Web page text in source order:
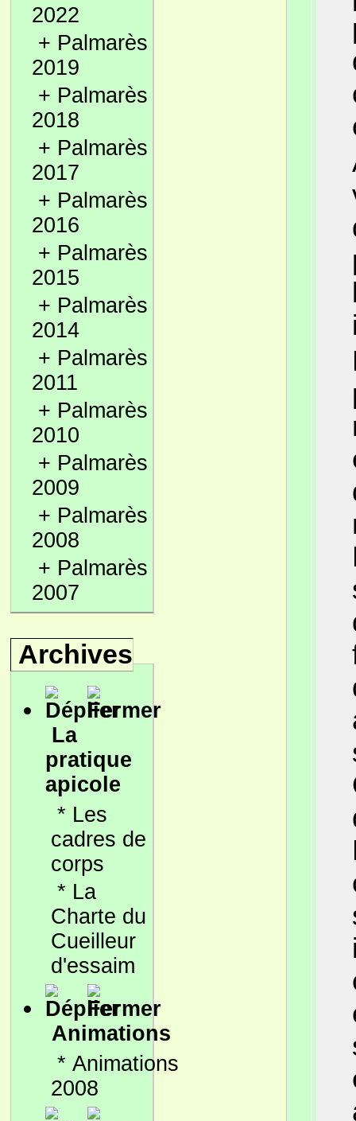
2022
+ Palmarès
2019
+ Palmarès
2018
+ Palmarès
2017
+ Palmarès
2016
+ Palmarès
2015
+ Palmarès
2014
+ Palmarès
2011
+ Palmarès
2010
+ Palmarès
2009
+ Palmarès
2008
+ Palmarès
2007
Archives
La
pratique
apicole
* Les
cadres de
corps
* La
Charte du
Cueilleur
d'essaim
Animations
* Animations
2008